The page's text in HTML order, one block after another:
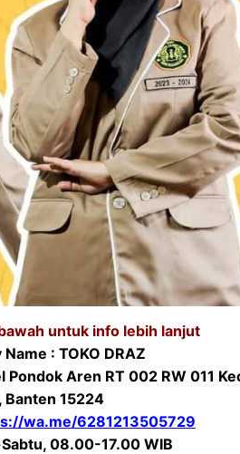
untuk info lebih lanjut
: TOKO DRAZ
Aren RT 002 RW 011
Banten 15224
wa.me/6281213505729
08.00-17.00 WIB